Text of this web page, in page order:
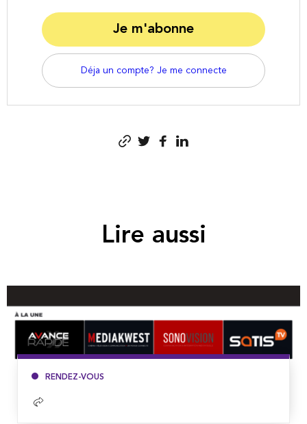
Je m'abonne
Déja un compte? Je me connecte
Lire aussi
RENDEZ-VOUS
Lire